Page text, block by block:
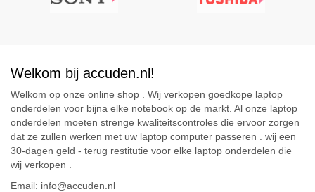
Welkom bij accuden.nl!
Welkom op onze online shop . Wij verkopen goedkope laptop
onderdelen voor bijna elke notebook op de markt. Al onze laptop
onderdelen moeten strenge kwaliteitscontroles die ervoor zorgen
dat ze zullen werken met uw laptop computer passeren . wij een
30-dagen geld - terug restitutie voor elke laptop onderdelen die
wij verkopen .
Email: info@accuden.nl